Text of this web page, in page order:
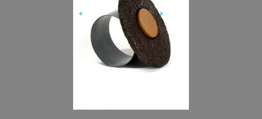
< >